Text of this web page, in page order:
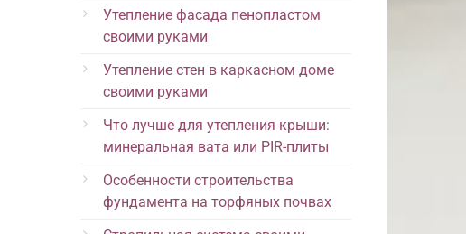
Утепление фасада пенопластом
своими руками
Утепление стен в каркасном доме
своими руками
Что лучше для утепления крыши:
минеральная вата или PIR-плиты
Особенности строительства
фундамента на торфяных почвах